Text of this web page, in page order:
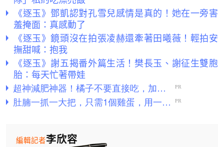
《逐玉》鄧凱認對孔雪兒感情是真的！她在一旁害
羞掩面：真感動了
《逐玉》鏡頭沒在拍張凌赫還牽著田曦薇！輕拍安
撫甜喊：抱我
《逐玉》謝五揭番外篇生活！樊長玉、謝征生雙胞
胎：每天忙著帶娃
李欣容
編輯記者